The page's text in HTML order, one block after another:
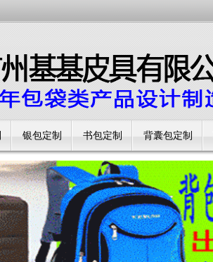
银包定制 书包定制 背囊包定制